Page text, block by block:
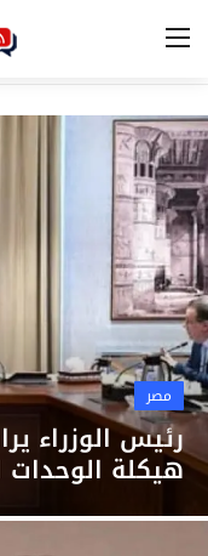
الرئيسية
مصر
الخليج
العالم
الرياضة
اقتصاد
تكنولوجيا
التعليم
مصر
رئيس الوزراء
هيكلة الوحدات